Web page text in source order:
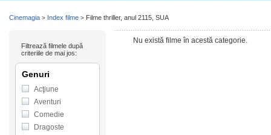
Nu există filme în acestă categorie.
Filtrează filmele după
criteriile de mai jos:
Genuri
Acţiune
Aventuri
Comedie
Dragoste
Cinemagia > Index filme > Filme thriller, anul 2115, SUA